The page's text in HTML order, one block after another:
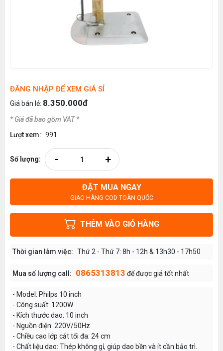
ĐĂNG NHẬP ĐỂ XEM GIÁ SỈ
Giá bán lẻ: 8.350.000đ
* Giá đã bao gồm VAT *
Lượt xem: 991
Số lượng: - +
ĐẶT MUA NGAY
GIAO HÀNG COD TOÀN QUỐC
THÊM VÀO GIỎ HÀNG
Thời gian làm việc: Thứ 2 - Thứ 7: 8h - 12h & 13h30 - 17h50
Mua số lượng call: 0865313813 để được giá tốt nhất
- Model: Philps 10 inch
- Công suất: 1200W
- Kích thước dao: 10 inch
- Nguồn điện: 220V/50Hz
- Chiều cao lớp cắt tối đa: 24 cm
- Chất liệu dao: Thép không gỉ, giúp dao bền và ít cần bảo trì.